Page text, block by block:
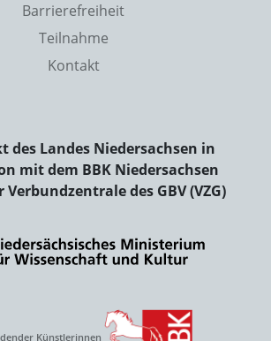
Barrierefreiheit
Teilnahme
Kontakt
des Landes Niedersachsen in
mit dem BBK Niedersachsen
Verbundzentrale des GBV (VZG)
Künstlerinnen